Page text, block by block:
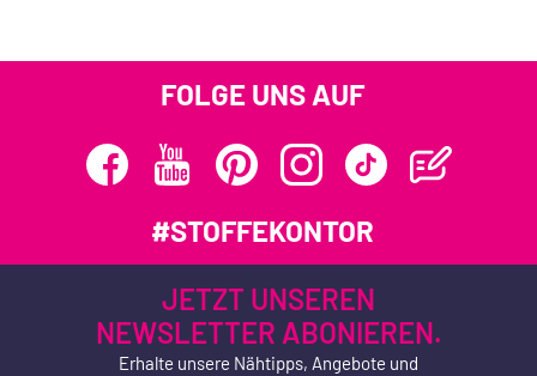
FOLGE UNS AUF
#STOFFEKONTOR
JETZT UNSEREN
NEWSLETTER ABONIEREN.
Erhalte unsere Nähtipps, Angebote und